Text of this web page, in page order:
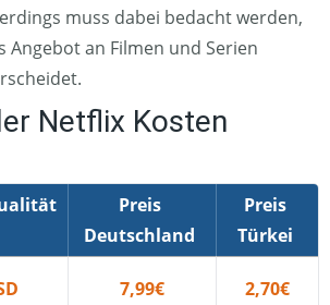
muss dabei bedacht werden,
Angebot an Filmen und Serien
Netflix Kosten
Preis
Deutschland
Preis
Türkei
7,99€ 2,70€